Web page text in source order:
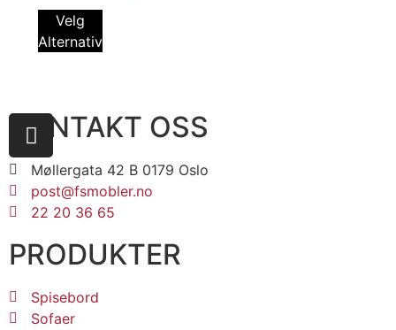
Velg
Alternativ
PRODUKTER
Spisebord
Sofaer
KONTAKT OSS
Møllergata 42 B 0179 Oslo
post@fsmobler.no
22 20 36 65